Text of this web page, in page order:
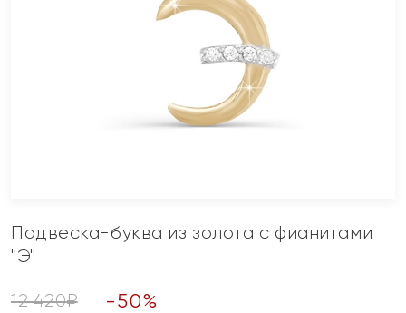
Подвеска-буква из золота с фианитами
"Э"
12 420₽ -50%